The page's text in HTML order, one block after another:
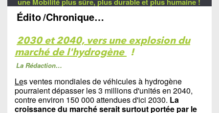
Édito/Chronique…
2030 et 2040, vers une explosion du
marché de l'hydrogène !
La Rédaction…
Les ventes mondiales de véhicules à hydrogène
pourraient dépasser les 3 millions d'unités en 2040,
contre environ 150 000 attendues d'ici 2030. La
croissance du marché serait surtout portée par le